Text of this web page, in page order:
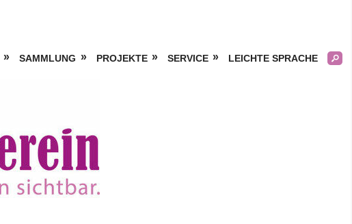
SAMMLUNG PROJEKTE SERVICE LEICHTE SPRACHE